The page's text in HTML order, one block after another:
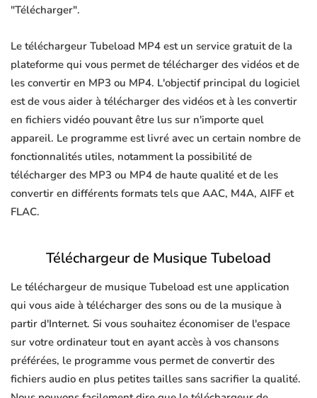
"Télécharger".
Le téléchargeur Tubeload MP4 est un service gratuit de la
plateforme qui vous permet de télécharger des vidéos et de
les convertir en MP3 ou MP4. L'objectif principal du logiciel
est de vous aider à télécharger des vidéos et à les convertir
en fichiers vidéo pouvant être lus sur n'importe quel
appareil. Le programme est livré avec un certain nombre de
fonctionnalités utiles, notamment la possibilité de
télécharger des MP3 ou MP4 de haute qualité et de les
convertir en différents formats tels que AAC, M4A, AIFF et
FLAC.
Téléchargeur de Musique Tubeload
Le téléchargeur de musique Tubeload est une application
qui vous aide à télécharger des sons ou de la musique à
partir d'Internet. Si vous souhaitez économiser de l'espace
sur votre ordinateur tout en ayant accès à vos chansons
préférées, le programme vous permet de convertir des
fichiers audio en plus petites tailles sans sacrifier la qualité.